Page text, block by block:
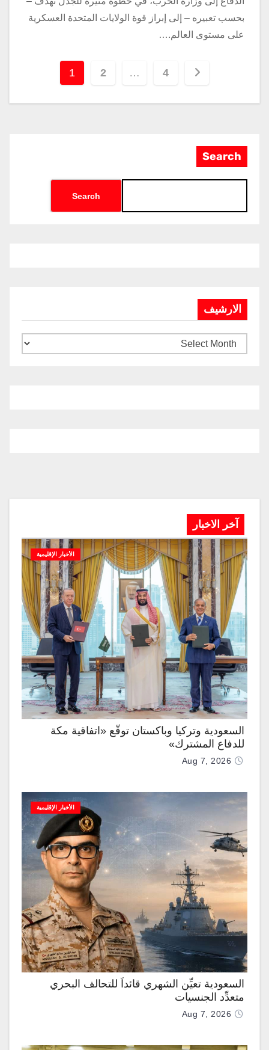
بحسب تعبيره – إلى إبراز قوة الولايات المتحدة العسكرية
على مستوى العالم.…
1 2 … 4
Search
Search
الارشيف
آخر الاخبار
الأخبار الإقليمية
السعودية وتركيا وباكستان توقّع «اتفاقية مكة
للدفاع المشترك»
Aug 7, 2026
الأخبار الإقليمية
السعودية تعيِّن الشهري قائداً للتحالف البحري
متعدِّد الجنسيات
Aug 7, 2026